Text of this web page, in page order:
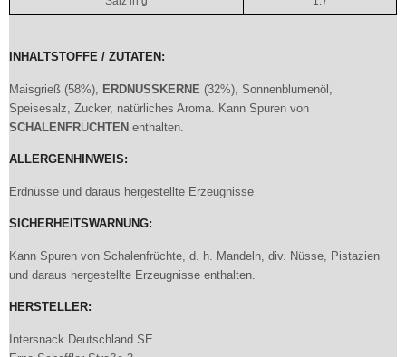
INHALTSTOFFE / ZUTATEN:
Maisgrieß (58%), ERDNUSSKERNE (32%), Sonnenblumenöl,
Speisesalz, Zucker, natürliches Aroma. Kann Spuren von
SCHALENFRÜCHTEN enthalten.
ALLERGENHINWEIS:
Erdnüsse und daraus hergestellte Erzeugnisse
SICHERHEITSWARNUNG:
Kann Spuren von Schalenfrüchte, d. h. Mandeln, div. Nüsse, Pistazien
und daraus hergestellte Erzeugnisse enthalten.
HERSTELLER:
Intersnack Deutschland SE